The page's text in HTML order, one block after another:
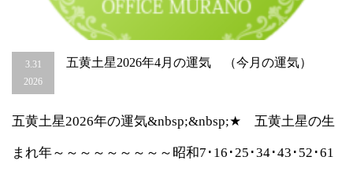
3.31
2026
五黄土星2026年4月の運気 （今月の運気）
五黄土星2026年の運気&nbsp;&nbsp;★ 五黄土星の生
まれ年～～～～～～～～～昭和7･16･25･34･43･52･61